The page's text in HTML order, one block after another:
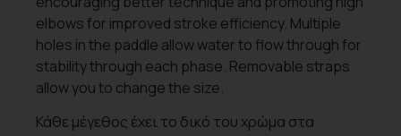
elbows for improved stroke efficiency. Multiple
holes in the paddle allow water to flow through for
stability through each phase. Removable straps
allow you to change the size.
Κάθε μέγεθος έχει το δικό του χρώμα στα